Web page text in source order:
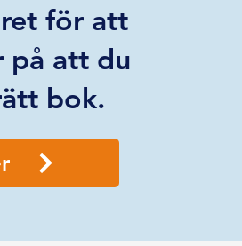
för att
på att du
bok.